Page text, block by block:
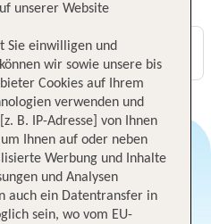
24/7 TUI Service
unserer Website
Sie einwilligen und
wir sowie unsere bis
Cookies auf Ihrem
verwenden und
B. IP-Adresse] von Ihnen
Ihnen auf oder neben
Werbung und Inhalte
und Analysen
auch ein Datentransfer in
sein, wo vom EU-